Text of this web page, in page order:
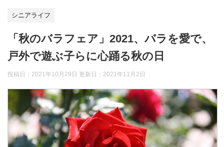
シニアライフ
「秋のバラフェア」2021、バラを愛で、
戸外で遊ぶ子らに心踊る秋の日
投稿日：2021年10月29日 更新日： 2021年11月2日